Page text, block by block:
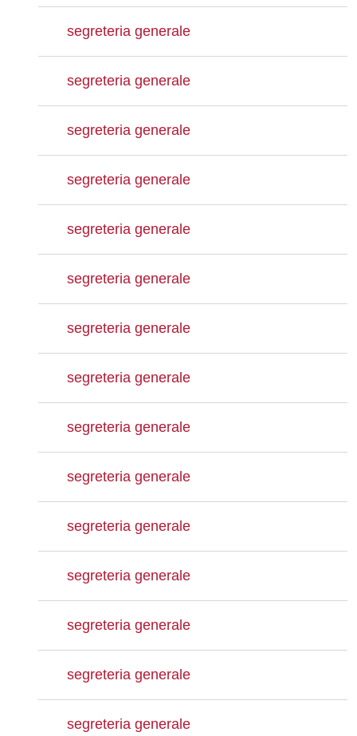
segreteria generale
segreteria generale
segreteria generale
segreteria generale
segreteria generale
segreteria generale
segreteria generale
segreteria generale
segreteria generale
segreteria generale
segreteria generale
segreteria generale
segreteria generale
segreteria generale
segreteria generale